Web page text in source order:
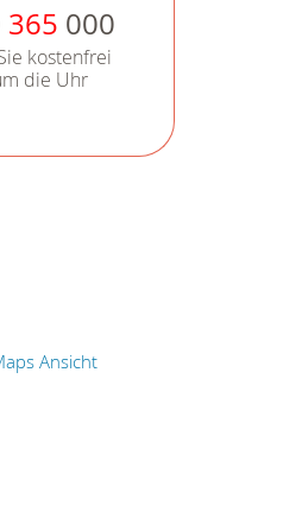
365 000
kostenfrei
die Uhr
Ansicht